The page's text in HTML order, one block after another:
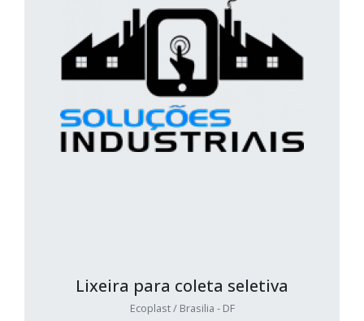
Lixeira para coleta seletiva
Ecoplast / Brasilia - DF